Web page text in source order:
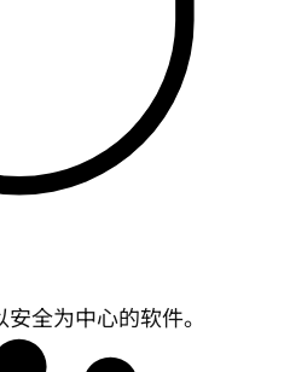
全为中心的软件。